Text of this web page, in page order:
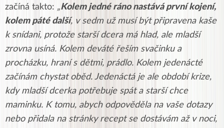
začíná takto: „Kolem jedné ráno nastává první kojení,
kolem páté další, v sedm už musí být připravena kaše
k snídani, protože starší dcera má hlad, ale mladší
zrovna usíná. Kolem deváté řeším svačinku a
procházku, hraní s dětmi, prádlo. Kolem jedenácté
začínám chystat oběd. Jedenáctá je ale období krize,
kdy mladší dcerka potřebuje spát a starší chce
maminku. K tomu, abych odpověděla na vaše dotazy
nebo přidala na stránky recept se dostávám až v noci,